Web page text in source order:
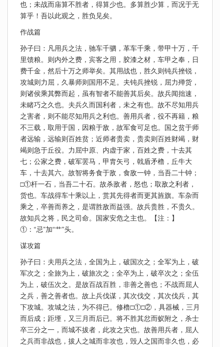
也；未战而庙算不胜者，得算少也。多算胜少算，而况于无
算乎！吾以此观之，胜负见矣。
作战篇
孙子曰：凡用兵之法，驰车千驷，革车千乘，带甲十万，千
里馈粮。则内外之费，宾客之用，胶漆之材，车甲之奉，日
费千金，然后十万之师举矣。其用战也，胜久则钝兵挫锐，
攻城则力屈，久暴师则国用不足。夫钝兵挫锐，屈力殚货，
则诸侯乘其弊而起，虽有智者不能善其后矣。故兵闻拙速，
未睹巧之久也。夫兵久而国利者，未之有也。故不尽知用兵
之害者，则不能尽知用兵之利也。善用兵者，役不再籍，粮
不三载，取用于国，因粮于敌，故军食可足也。国之贫于师
者远输，远输则百姓贫；近师者贵卖，贵卖则百姓财竭，财
竭则急于丘役。力屈中原、内虚于家，百姓之费，十去其
七；公家之费，破军罢马，甲胄矢弓，戟盾矛橹，丘牛大
车，十去其六。故智将务食于敌，食敌一钟，当吾二十钟；
□①杆一石，当吾二十石。故杀敌者，怒也；取敌之利者，
货也。车战得车十乘以上，赏其先得者而更其旌旗。车杂而
乘之，卒善而养之，是谓胜敌而益强。故兵贵胜，不贵久。
故知兵之将，民之司命。国家安危之主也。【注：】
①：“忌”加“艹”头。
谋攻篇
孙子曰：夫用兵之法，全国为上，破国次之；全军为上，破
军次之；全旅为上，破旅次之；全卒为上，破卒次之；全伍
为上，破伍次之。是故百战百胜，非善之善也；不战而屈人
之兵，善之善者也。故上兵伐谋，其次伐交，其次伐兵，其
下攻城。攻城之法，为不得已。修橹□①□②，具器械，三月
而后成；距堙，又三月而后已。将不胜其忿而蚁附之，杀士
卒三分之一，而城不拔者，此攻之灾也。故善用兵者，屈人
之兵而非战也，拔人之城而非攻也，毁人之国而非久也，必